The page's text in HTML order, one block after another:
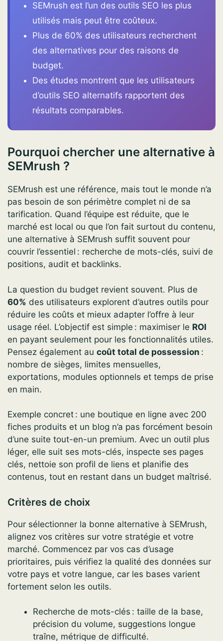
SEMrush est l’un des outils SEO les plus
utilisés mais peut être coûteux.
Plus de 60% des utilisateurs recherchent
des alternatives pour des raisons de
budget.
Des études montrent que les utilisateurs
d’outils SEO alternatifs rapportent des
résultats comparables.
Pourquoi chercher une alternative à
SEMrush ?
SEMrush est une référence, mais tout le monde n’a
pas besoin de son périmètre complet ni de sa
tarification. Quand l’équipe est réduite, que le
marché est local ou que l’on fait surtout du contenu,
une alternative à SEMrush suffit souvent pour
couvrir l’essentiel : recherche de mots-clés, suivi de
positions, audit et backlinks.
La question du budget revient souvent. Plus de
60% des utilisateurs explorent d’autres outils pour
réduire les coûts et mieux adapter l’offre à leur
usage réel. L’objectif est simple : maximiser le ROI
en payant seulement pour les fonctionnalités utiles.
Pensez également au coût total de possession :
nombre de sièges, limites mensuelles,
exportations, modules optionnels et temps de prise
en main.
Exemple concret : une boutique en ligne avec 200
fiches produits et un blog n’a pas forcément besoin
d’une suite tout-en-un premium. Avec un outil plus
léger, elle suit ses mots-clés, inspecte ses pages
clés, nettoie son profil de liens et planifie des
contenus, tout en restant dans un budget maîtrisé.
Critères de choix
Pour sélectionner la bonne alternative à SEMrush,
alignez vos critères sur votre stratégie et votre
marché. Commencez par vos cas d’usage
prioritaires, puis vérifiez la qualité des données sur
votre pays et votre langue, car les bases varient
fortement selon les outils.
Recherche de mots-clés : taille de la base,
précision du volume, suggestions longue
traîne, métrique de difficulté.